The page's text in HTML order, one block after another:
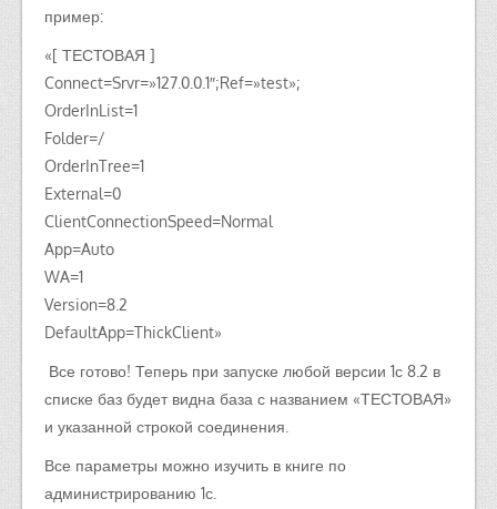
пример:
«[ ТЕСТОВАЯ ]
Connect=Srvr=»127.0.0.1″;Ref=»test»;
OrderInList=1
Folder=/
OrderInTree=1
External=0
ClientConnectionSpeed=Normal
App=Auto
WA=1
Version=8.2
DefaultApp=ThickClient»
Все готово! Теперь при запуске любой версии 1с 8.2 в
списке баз будет видна база с названием «ТЕСТОВАЯ»
и указанной строкой соединения.
Все параметры можно изучить в книге по
администрированию 1с.